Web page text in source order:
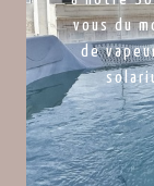
vous du
de